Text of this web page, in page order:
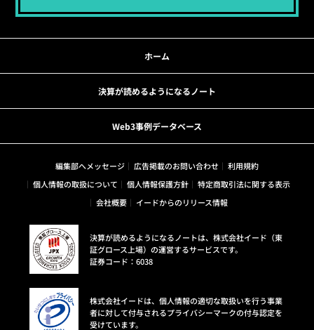
ホーム
決算が読めるようになるノート
Web3事例データベース
編集部へメッセージ 広告掲載のお問い合わせ
利用規約
個人情報の取扱について
個人情報保護方針
特定商取引法に関する表示
会社概要
イードからのリリース情報
決算が読めるようになるノートは、株式会社イード（東
証グロース上場）の運営するサービスです。
証券コード：6038
株式会社イードは、個人情報の適切な取扱いを行う事業
者に対して付与されるプライバシーマークの付与認定を
受けています。